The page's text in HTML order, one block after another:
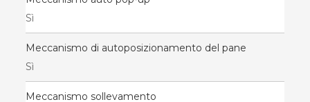
Sì
Meccanismo di autoposizionamento del pane
Sì
Meccanismo sollevamento